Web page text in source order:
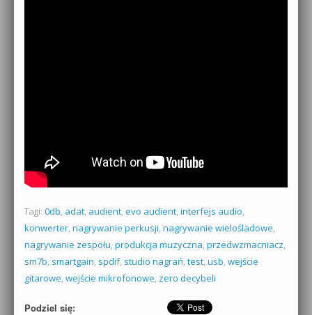
Tagi: 0db, adat, audient, evo audient, interfejs audio,
konwerter, nagrywanie perkusji, nagrywanie wielośladowe,
nagrywanie zespołu, produkcja muzyczna, przedwzmacniacz,
sm7b, smartgain, spdif, studio nagrań, test, usb, wejście
gitarowe, wejście mikrofonowe, zero decybeli
Podziel się: